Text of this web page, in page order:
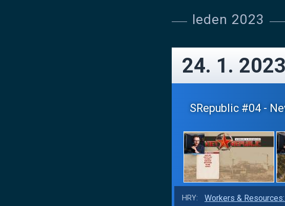
leden 2023
24. 1. 2023
SRepublic #04 -
HRY: Workers &